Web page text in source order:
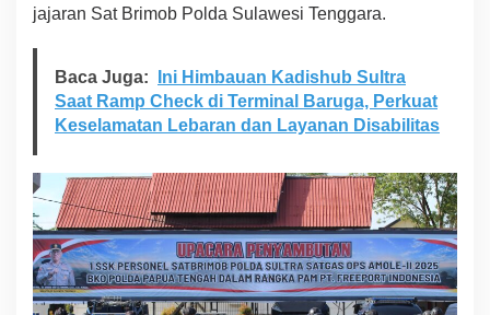
B
o
b
d
i
P
e
n
u
g
a
jajaran Sat Brimob Polda Sulawesi Tenggara.
Baca Juga:
Ini Himbauan Kadishub Sultra
Saat Ramp Check di Terminal Baruga, Perkuat
Keselamatan Lebaran dan Layanan Disabilitas